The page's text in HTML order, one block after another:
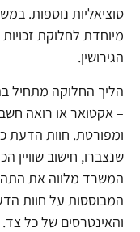
סוציאליות נוספות.
מיוחדת לחלוקת
הגירושין.
הליך החלוקה מתחיל
– אקטואר או רואה
ומפורטת. חוות הדעת
שנצברו, חישוב שוויין
המשרד מלווה את
המבוססות על חוות
והאינטרסים של כל צד.